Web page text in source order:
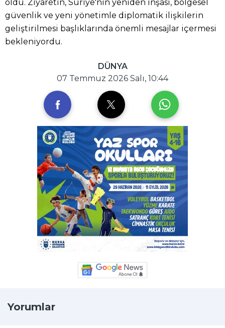
oldu. Ziyaretin, Suriye'nin yeniden inşası, bölgesel
güvenlik ve yeni yönetimle diplomatik ilişkilerin
geliştirilmesi başlıklarında önemli mesajlar içermesi
bekleniyordu.
DÜNYA
07 Temmuz 2026 Salı, 10:44
Yorumlar